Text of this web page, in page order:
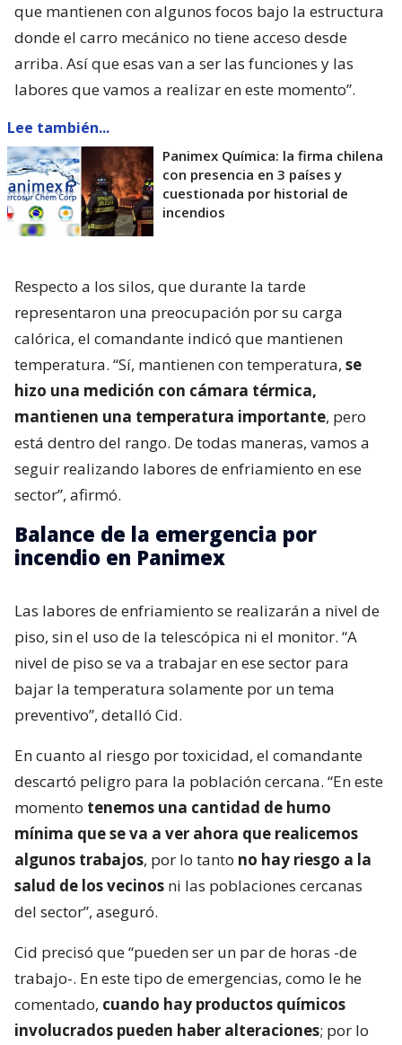
que mantienen con algunos focos bajo la estructura
donde el carro mecánico no tiene acceso desde
arriba. Así que esas van a ser las funciones y las
labores que vamos a realizar en este momento”.
Lee también...
Panimex Química: la firma chilena
con presencia en 3 países y
cuestionada por historial de
incendios
Respecto a los silos, que durante la tarde
representaron una preocupación por su carga
calórica, el comandante indicó que mantienen
temperatura. “Sí, mantienen con temperatura, se
hizo una medición con cámara térmica,
mantienen una temperatura importante, pero
está dentro del rango. De todas maneras, vamos a
seguir realizando labores de enfriamiento en ese
sector”, afirmó.
Balance de la emergencia por
incendio en Panimex
Las labores de enfriamiento se realizarán a nivel de
piso, sin el uso de la telescópica ni el monitor. “A
nivel de piso se va a trabajar en ese sector para
bajar la temperatura solamente por un tema
preventivo”, detalló Cid.
En cuanto al riesgo por toxicidad, el comandante
descartó peligro para la población cercana. “En este
momento tenemos una cantidad de humo
mínima que se va a ver ahora que realicemos
algunos trabajos, por lo tanto no hay riesgo a la
salud de los vecinos ni las poblaciones cercanas
del sector”, aseguró.
Cid precisó que “pueden ser un par de horas -de
trabajo-. En este tipo de emergencias, como le he
comentado, cuando hay productos químicos
involucrados pueden haber alteraciones; por lo